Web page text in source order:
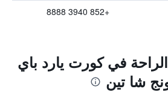
+852 3940 8888
في كورت يارد باي
شا تين